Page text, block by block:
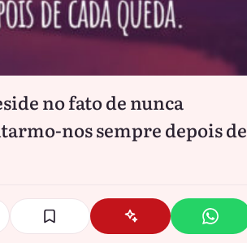
no fato de nunca
nos sempre depois de